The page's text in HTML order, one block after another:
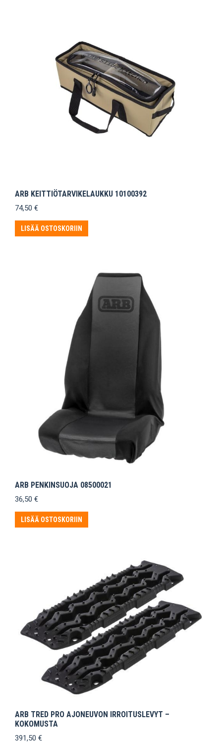
ARB KEITTIÖTARVIKELAUKKU 10100392
74,50 €
LISÄÄ OSTOSKORIIN
ARB PENKINSUOJA 08500021
36,50 €
LISÄÄ OSTOSKORIIN
ARB TRED PRO AJONEUVON IRROITUSLEVYT –
KOKOMUSTA
391,50 €